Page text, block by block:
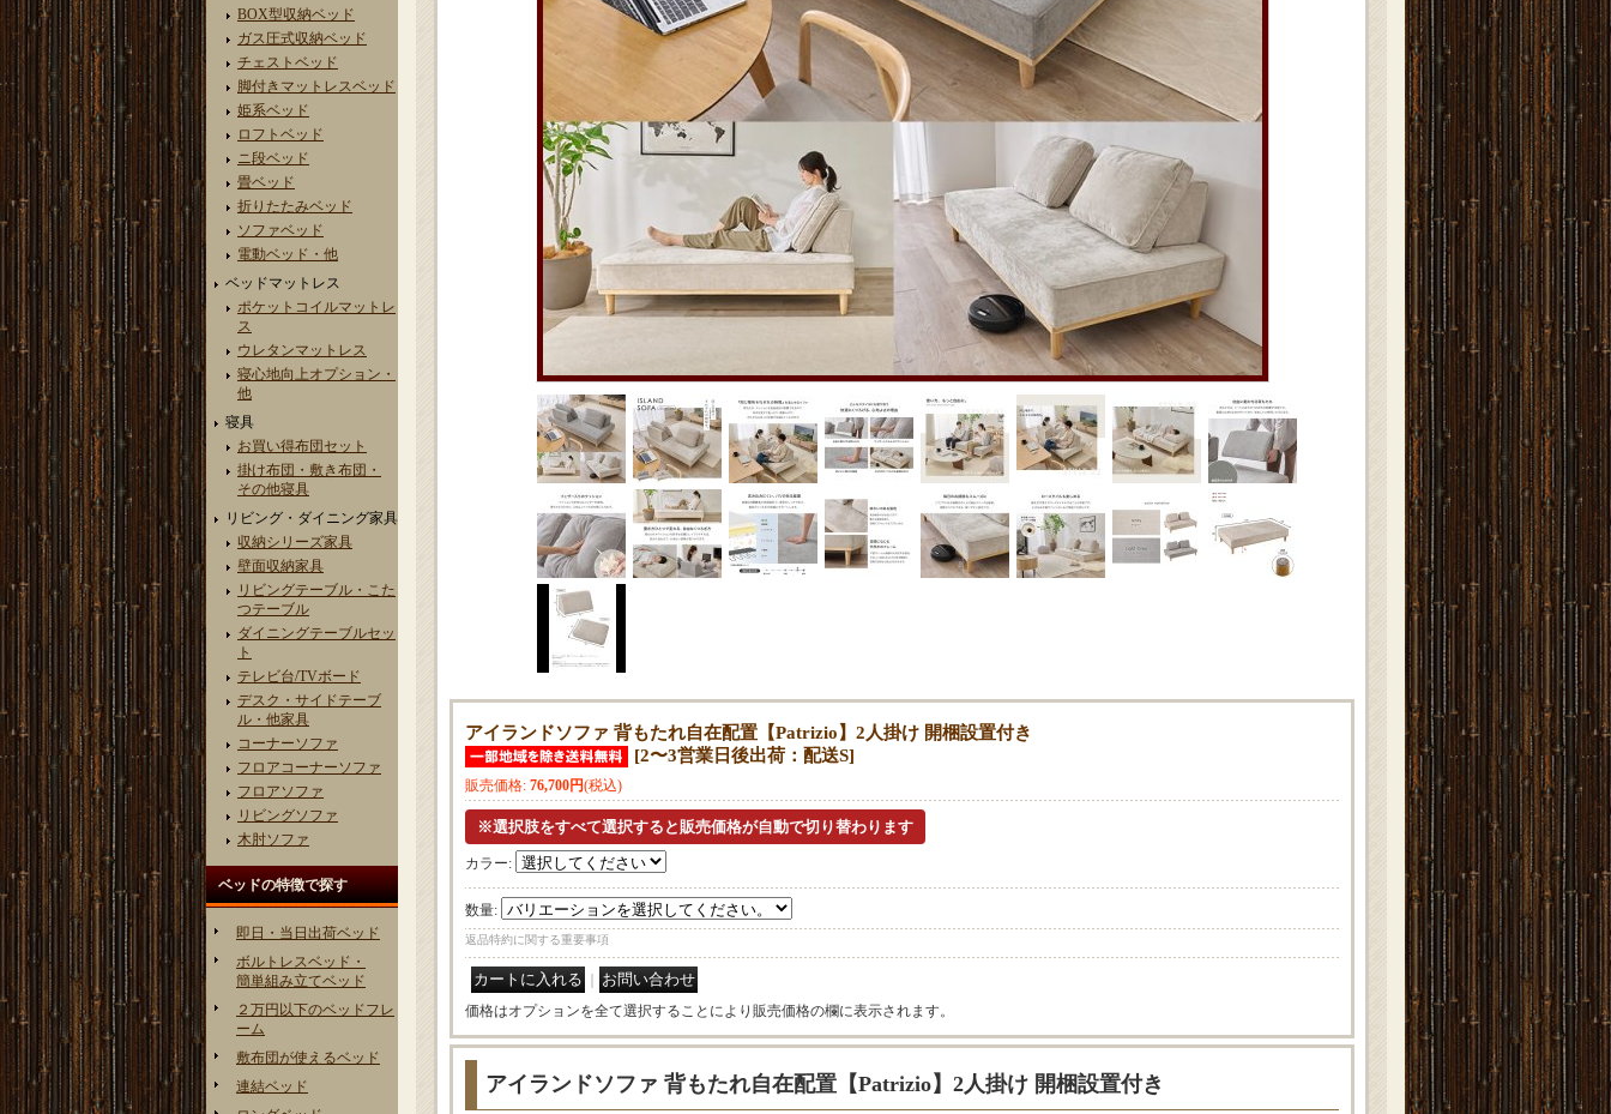
BOX型収納ベッド
ガス圧式収納ベッド
チェストベッド
脚付きマットレスベッド
姫系ベッド
ロフトベッド
ニ段ベッド
畳ベッド
折りたたみベッド
ソファベッド
電動ベッド・他
ベッドマットレス
ポケットコイルマットレ
ス
ウレタンマットレス
寝心地向上オプション・
他
寝具
お買い得布団セット
掛け布団・敷き布団・
その他寝具
リビング・ダイニング家具
収納シリーズ家具
壁面収納家具
リビングテーブル・こた
つテーブル
ダイニングテーブルセッ
ト
テレビ台/TVボード
デスク・サイドテーブ
ル・他家具
コーナーソファ
フロアコーナーソファ
フロアソファ
リビングソファ
木肘ソファ
ベッドの特徴で探す
即日・当日出荷ベッド
ボルトレスベッド・
簡単組み立てベッド
２万円以下のベッドフレ
ーム
敷布団が使えるベッド
連結ベッド
アイランドソファ 背もたれ自在配置【Patrizio】2人掛け 開梱設置付き
[2〜3営業日後出荷：配送S]
販売価格: 76,700円(税込)
カラー:
数量:
返品特約に関する重要事項
価格はオプションを全て選択することにより販売価格の欄に表示されます。
アイランドソファ 背もたれ自在配置【Patrizio】2人掛け 開梱設置付き